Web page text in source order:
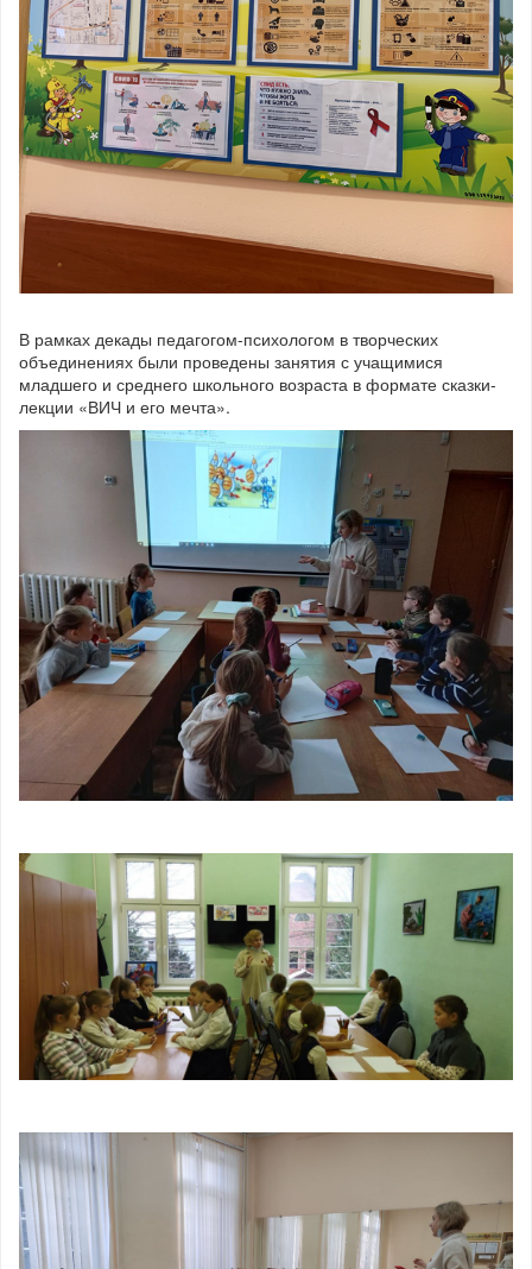
В рамках декады педагогом-психологом в творческих
объединениях были проведены занятия с учащимися
младшего и среднего школьного возраста в формате сказки-
лекции «ВИЧ и его мечта».